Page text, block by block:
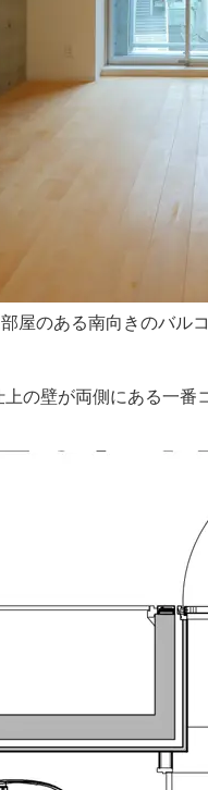
屋のある南向きのバル
の壁が両側にある一番